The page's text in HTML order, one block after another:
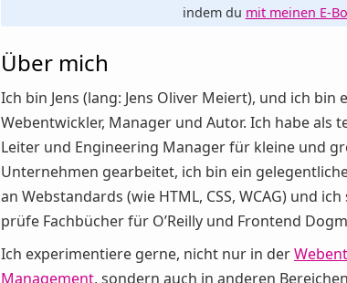
indem du mit meinen E-
Über mich
Ich bin Jens (lang: Jens Oliver Meiert), und ich bin
Webentwickler, Manager und Autor. Ich habe als
Leiter und Engineering Manager für kleine und
Unternehmen gearbeitet, ich bin ein
an Webstandards (wie HTML, CSS, WCAG) und
prüfe Fachbücher für O’Reilly und Frontend
Ich experimentiere gerne, nicht nur in der
Management, sondern auch in anderen